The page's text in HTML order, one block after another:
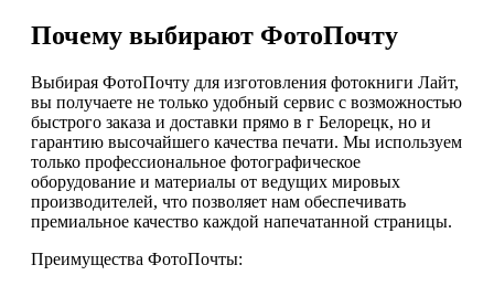
Почему выбирают ФотоПочту
Выбирая ФотоПочту для изготовления фотокниги Лайт,
вы получаете не только удобный сервис с возможностью
быстрого заказа и доставки прямо в г Белорецк, но и
гарантию высочайшего качества печати. Мы используем
только профессиональное фотографическое
оборудование и материалы от ведущих мировых
производителей, что позволяет нам обеспечивать
премиальное качество каждой напечатанной страницы.
Преимущества ФотоПочты: